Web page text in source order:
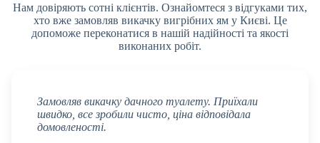
Нам довіряють сотні клієнтів. Ознайомтеся з відгуками тих,
хто вже замовляв викачку вигрібних ям у Києві. Це
допоможе переконатися в нашій надійності та якості
виконаних робіт.
Замовляв викачку дачного туалету. Приїхали
швидко, все зробили чисто, ціна відповідала
домовленості.